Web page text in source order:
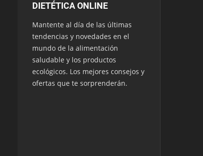
DIETÉTICA ONLINE
Mantente al día de las últimas
tendencias y novedades en el
mundo de la alimentación
saludable y los productos
ecológicos. Los mejores consejos y
ofertas que te sorprenderán.